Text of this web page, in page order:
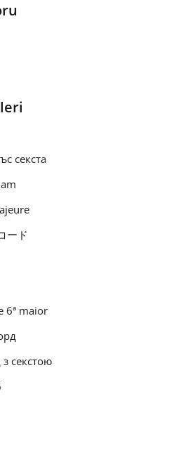
секста
ード
6ª maior
секстою